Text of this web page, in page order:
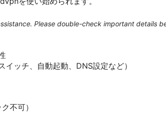
Please double-check important details
ッチ、自動起動、DNS設定など）
不可）